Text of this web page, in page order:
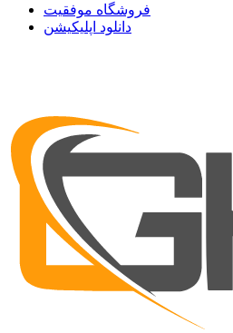
فروشگاه موفقیت
دانلود اپلیکیشن